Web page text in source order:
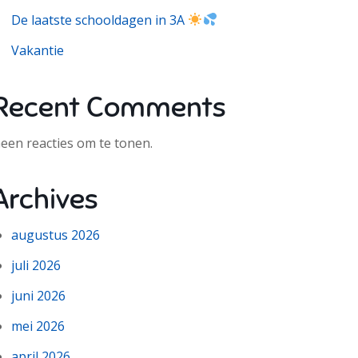
De laatste schooldagen in 3A
Vakantie
Comments
reacties om te tonen.
augustus 2026
juli 2026
juni 2026
mei 2026